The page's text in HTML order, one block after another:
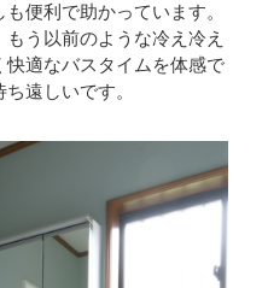
便利で助かっています。
う以前のような冷え冷え
適なバスタイムを体感で
遠しいです。